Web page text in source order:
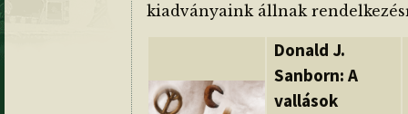
kiadványaink állnak
Donald J.
Sanborn: A
vallások